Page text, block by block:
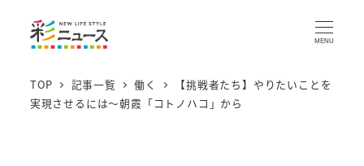
MENU
TOP 記事一覧 働く
【挑戦者たち】やりたいことを
実現させるには～朝霞「コトノハコ」から